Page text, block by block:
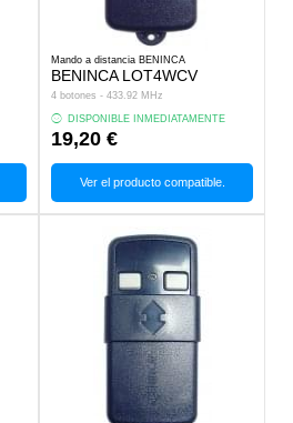
Mando a distancia BENINCA
BENINCA LOT4WCV
4 botones - 433.92 MHz
DISPONIBLE INMEDIATAMENTE
19,20 €
Ver el producto compatible.